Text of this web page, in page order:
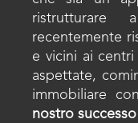
ristrutturare
recentemente
e vicini ai
aspettate,
immobiliare
nostro